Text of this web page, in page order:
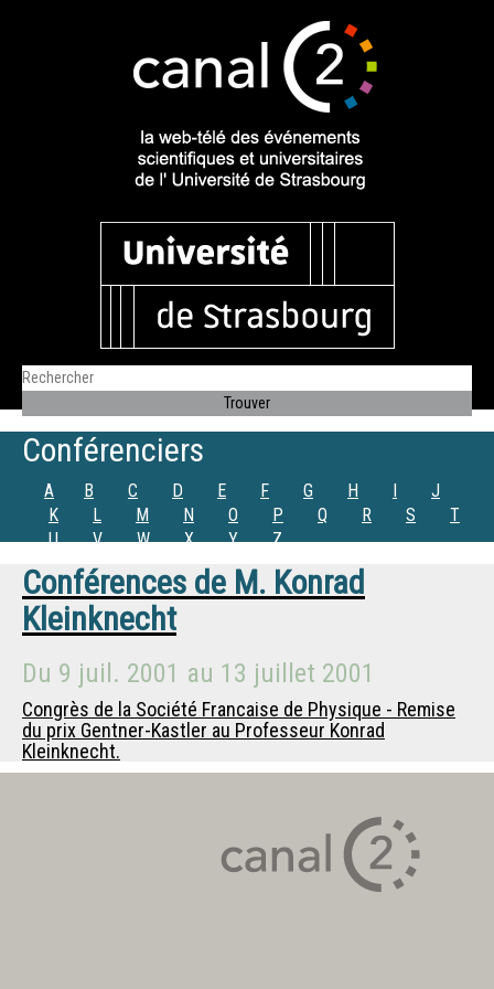
Conférenciers
A B C D E F G H I
J
K
L M N O P Q R S
T
U
V W X Y Z
Conférences de M. Konrad
Kleinknecht
Du 9 juil. 2001 au 13 juillet 2001
Congrès de la Société Francaise de Physique - Remise
du prix Gentner-Kastler au Professeur Konrad
Kleinknecht.